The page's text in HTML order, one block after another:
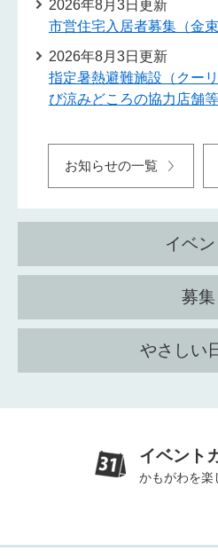
2026年8月3日更新
市営住宅入居者募集（金束
2026年8月3日更新
指定暑熱避難施設（クー
び涼みどころの協力店舗
お知らせの一覧
イベン
募集
やさしい
イベント
かもがわを楽